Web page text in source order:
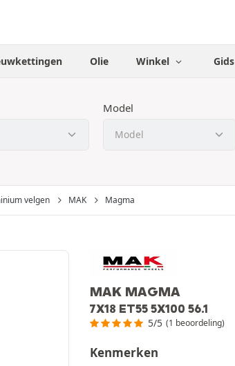
Olie Winkel Gids
Model
velgen MAK Magma
MAK MAGMA
7X18 ET55 5X100 56.1
5/5 (1 beoordeling)
Kenmerken